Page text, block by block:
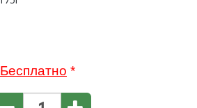
Бесплатно *